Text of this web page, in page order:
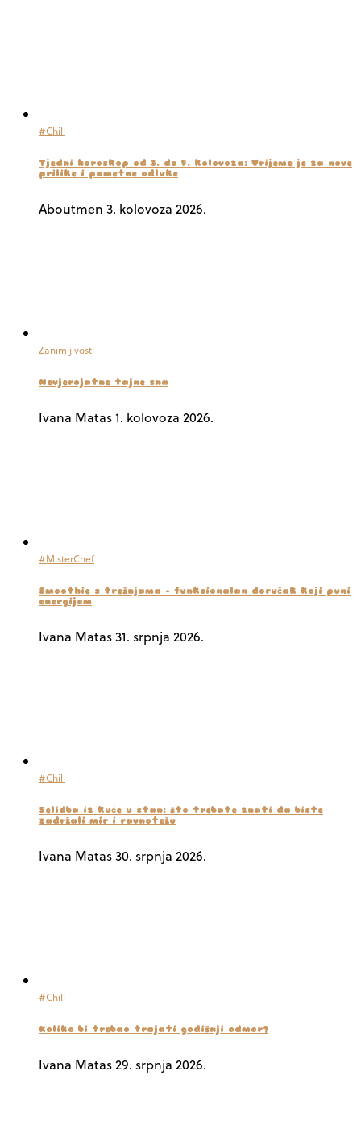
#Chill
Tjedni horoskop od 3. do 9. kolovoza: Vrijeme je za nove
prilike i pametne odluke
Aboutmen 3. kolovoza 2026.
Zanimljivosti
Nevjerojatne tajne sna
Ivana Matas1. kolovoza 2026.
#MisterChef
Smoothie s trešnjama – funkcionalan doručak koji puni
energijom
Ivana Matas31. srpnja 2026.
#Chill
Selidba iz kuće u stan: što trebate znati da biste
zadržali mir i ravnotežu
Ivana Matas30. srpnja 2026.
#Chill
Koliko bi trebao trajati godišnji odmor?
Ivana Matas29. srpnja 2026.